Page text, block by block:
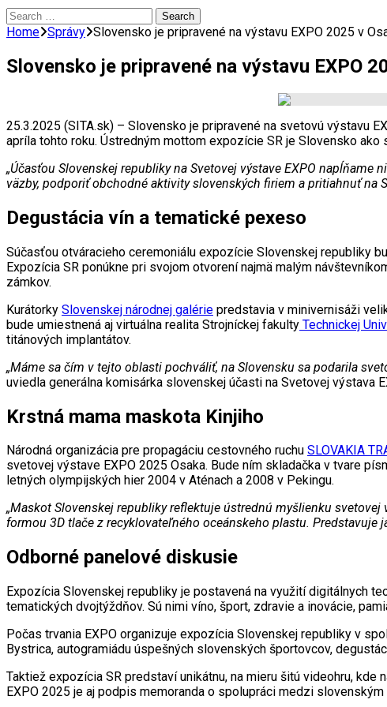
Search
for:
Home Správy Slovensko je pripravené na výstavu EXPO 2025 v
Slovensko je pripravené na výstavu EXPO
25.3.2025 (SITA.sk) – Slovensko je pripravené na svetovú výstavu
apríla tohto roku. Ústredným mottom expozície SR je Slovensko ako
„Účasťou Slovenskej republiky na Svetovej výstave EXPO
väzby, podporiť obchodné aktivity slovenských firiem a pritiahnuť na
Degustácia vín a tematické pexeso
Súčasťou otváracieho ceremoniálu expozície Slovenskej republiky
Expozícia SR ponúkne pri svojom otvorení najmä malým
zámkov.
Kurátorky Slovenskej národnej galérie predstavia v minivernisáži
bude umiestnená aj virtuálna realita Strojníckej fakulty Technickej
titánových implantátov.
„Máme sa čím v tejto oblasti pochváliť, na Slovensku sa podarila
uviedla generálna komisárka slovenskej účasti na Svetovej výstava
Krstná mama maskota Kinjiho
Národná organizácia pre propagáciu cestovného ruchu SLOVAKIA
svetovej výstave EXPO 2025 Osaka. Bude ním skladačka v tvare
letných olympijských hier 2004 v Aténach a 2008 v Pekingu.
„Maskot Slovenskej republiky reflektuje ústrednú myšlienku
formou 3D tlače z recyklovateľného oceánskeho plastu.
Odborné panelové diskusie
Expozícia Slovenskej republiky je postavená na využití digitálnych
tematických dvojtýždňov. Sú nimi víno, šport, zdravie a inovácie,
Počas trvania EXPO organizuje expozícia Slovenskej republiky v
Bystrica, autogramiádu úspešných slovenských športovcov,
Taktiež expozícia SR predstaví unikátnu, na mieru šitú videohru,
EXPO 2025 je aj podpis memoranda o spolupráci medzi